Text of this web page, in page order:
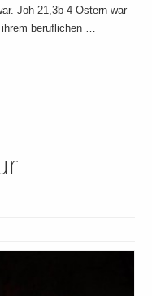
Joh 21,3b-4 Ostern war
ihrem beruflichen …